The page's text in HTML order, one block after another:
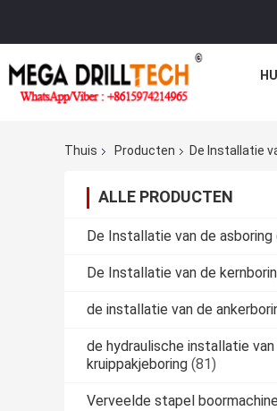
Thuis Producten De Installatie
ALLE PRODUCTEN
De Installatie van de asboring
De Installatie van de
de installatie van de
de hydraulische installatie van
kruippakjeboring (81)
Verveelde stapel boormachine